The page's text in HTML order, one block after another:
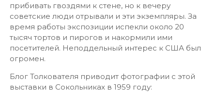
прибивать гвоздями к стене, но к вечеру
советские люди отрывали и эти экземпляры. За
время работы экспозиции испекли около 20
тысяч тортов и пирогов и накормили ими
посетителей. Неподдельный интерес к США был
огромен.
Блог Толкователя приводит фотографии с этой
выставки в Сокольниках в 1959 году: